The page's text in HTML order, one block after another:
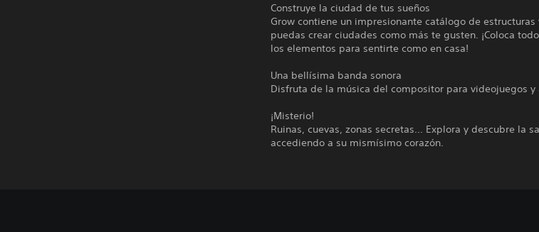
Construye la ciudad de tus sueños
Grow contiene un impresionante catálogo de
puedas crear ciudades como más te gusten. ¡Coloca
los elementos para sentirte como en casa!
Una bellísima banda sonora
Disfruta de la música del compositor para videojuegos y
¡Misterio!
Ruinas, cuevas, zonas secretas... Explora y descubre la
accediendo a su mismísimo corazón.